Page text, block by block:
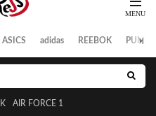
ASICS adidas REEBOK PUMA
AIR FORCE 1